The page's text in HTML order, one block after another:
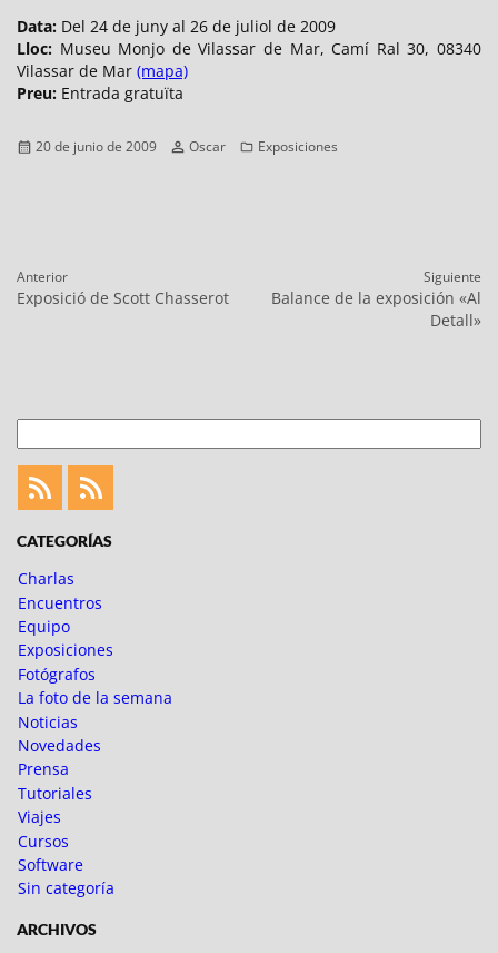
Data: Del 24 de juny al 26 de juliol de 2009
Lloc: Museu Monjo de Vilassar de Mar, Camí Ral 30, 08340
Vilassar de Mar (mapa)
Preu: Entrada gratuïta
Publicado
20 de junio de 2009 Autor
Oscar Categorías
Exposiciones
Navegación
de
Anterior
Entrada
Exposició de Scott Chasserot
Siguiente
Entrada
Balance de la exposición «Al
Detall»
Feed
Feed
CATEGORÍAS
Charlas
Encuentros
Equipo
Exposiciones
Fotógrafos
La foto de la semana
Noticias
Novedades
Prensa
Tutoriales
Viajes
Cursos
Software
Sin categoría
ARCHIVOS